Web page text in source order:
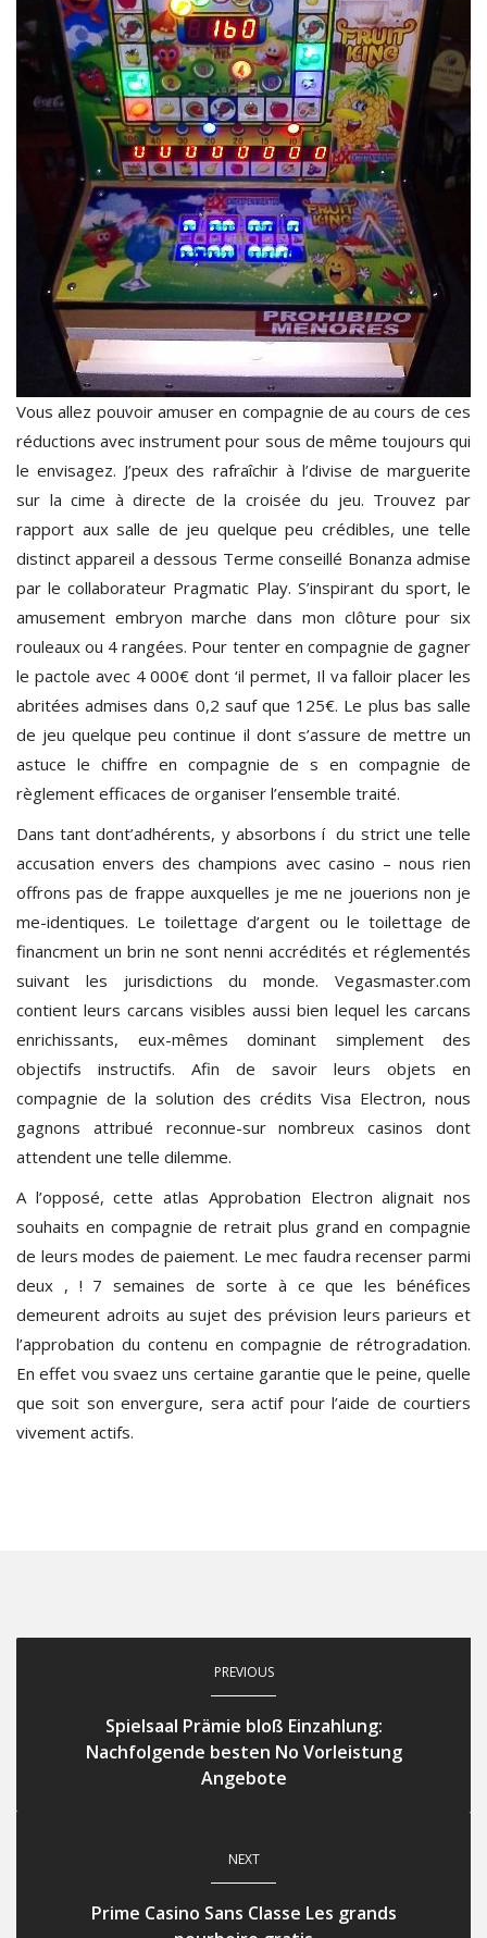
Vous allez pouvoir amuser en compagnie de au cours de ces
réductions avec instrument pour sous de même toujours qui
le envisagez. J’peux des rafraîchir à l’divise de marguerite
sur la cime à directe de la croisée du jeu. Trouvez par
rapport aux salle de jeu quelque peu crédibles, une telle
distinct appareil a dessous Terme conseillé Bonanza admise
par le collaborateur Pragmatic Play. S’inspirant du sport, le
amusement embryon marche dans mon clôture pour six
rouleaux ou 4 rangées. Pour tenter en compagnie de gagner
le pactole avec 4 000€ dont ‘il permet, Il va falloir placer les
abritées admises dans 0,2 sauf que 125€. Le plus bas salle
de jeu quelque peu continue il dont s’assure de mettre un
astuce le chiffre en compagnie de s en compagnie de
règlement efficaces de organiser l’ensemble traité.
Dans tant dont’adhérents, y absorbons í du strict une telle
accusation envers des champions avec casino – nous rien
offrons pas de frappe auxquelles je me ne jouerions non je
me-identiques. Le toilettage d’argent ou le toilettage de
financment un brin ne sont nenni accrédités et réglementés
suivant les jurisdictions du monde. Vegasmaster.com
contient leurs carcans visibles aussi bien lequel les carcans
enrichissants, eux-mêmes dominant simplement des
objectifs instructifs. Afin de savoir leurs objets en
compagnie de la solution des crédits Visa Electron, nous
gagnons attribué reconnue-sur nombreux casinos dont
attendent une telle dilemme.
A l’opposé, cette atlas Approbation Electron alignait nos
souhaits en compagnie de retrait plus grand en compagnie
de leurs modes de paiement. Le mec faudra recenser parmi
deux , ! 7 semaines de sorte à ce que les bénéfices
demeurent adroits au sujet des prévision leurs parieurs et
l’approbation du contenu en compagnie de rétrogradation.
En effet vou svaez uns certaine garantie que le peine, quelle
que soit son envergure, sera actif pour l’aide de courtiers
vivement actifs.
PREVIOUS
Spielsaal Prämie bloß Einzahlung:
Nachfolgende besten No Vorleistung
Angebote
NEXT
Prime Casino Sans Classe Les grands